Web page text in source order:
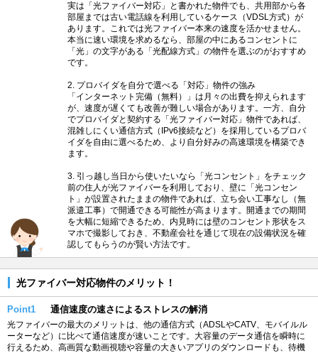
実は「光ファイバー対応」と書かれた物件でも、共用部から各
部屋までは古い電話線を利用しているケース（VDSL方式）が
あります。これでは光ファイバー本来の速度を活かせません。
本当に速い環境を求めるなら、部屋の中にあるコンセントに
「光」の文字がある「光配線方式」の物件を選ぶのがおすすめ
です。
2. プロバイダを自分で選べる「対応」物件の強み
「インターネット完備（無料）」は月々の出費を抑えられます
が、速度が遅くても改善が難しい場合があります。一方、自分
でプロバイダと契約する「光ファイバー対応」物件であれば、
混雑しにくい通信方式（IPv6接続など）を採用しているプロバ
イダを自由に選べるため、より自分好みの高速環境を構築でき
ます。
3. 引っ越し当日から使いたいなら「光コンセント」をチェック
前の住人が光ファイバーを利用しており、壁に「光コンセン
ト」が設置されたままの物件であれば、立ち会い工事なし（無
派遣工事）で開通できる可能性が高まります。開通までの期間
を大幅に短縮できるため、内見時には壁のコンセント形状をス
マホで撮影しておき、不動産会社を通じて現在の設備状況を確
認してもらうのが賢い方法です。
光ファイバー対応物件のメリット！
Point1 通信速度の速さによるストレスの解消
光ファイバーの最大のメリットは、他の通信方式（ADSLやCATV、モバイルル
ーターなど）に比べて通信速度が速いことです。大容量のデータ通信を瞬時に
行えるため、高画質な動画視聴や容量の大きいアプリのダウンロードも、待機